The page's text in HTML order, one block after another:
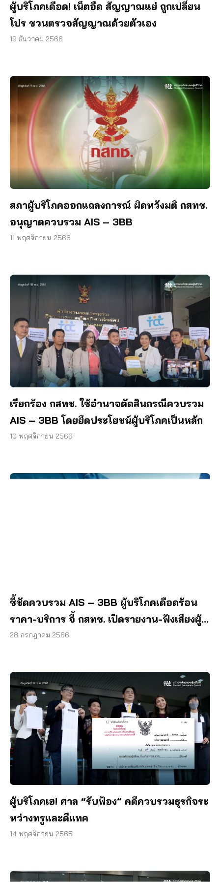
ผู้บริโภคเดือด! เน็ตอืด สัญญาณแย่ ถูกเปลี่ยน
โปร ชวนตรวจสัญญาณด้วยตัวเอง
19 ธันวาคม 2566
สภาผู้บริโภคออกแถลงการณ์ ผิดหวังมติ กสทช.
อนุญาตควบรวม AIS – 3BB
11 พฤศจิกายน 2566
เรียกร้อง กสทช. ใช้อำนาจตัดสินกรณีควบรวม
AIS – 3BB โดยยึดประโยชน์ผู้บริโภคเป็นหลัก
10 พฤศจิกายน 2566
ชี้ชัดควบรวม AIS – 3BB ผู้บริโภคเดือดร้อน
ราคา-บริการ จี้ กสทช. เปิดรายงาน-ฟังเสียงผู้
บริโภค
28 กรกฎาคม 2566
ผู้บริโภคเฮ! ศาล “รับฟ้อง” คดีควบรวมธุรกิจระ
หว่างทรูและดีแทค
14 พฤศจิกายน 2565